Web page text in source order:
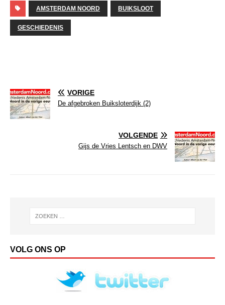
AMSTERDAM NOORD BUIKSLOOT
GESCHIEDENIS
VORIGE
De afgebroken Buiksloterdijk (2)
VOLGENDE
Gijs de Vries Lentsch en DWV
VOLG ONS OP